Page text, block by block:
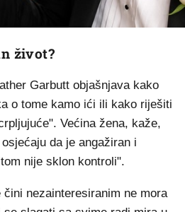
život?
Garbutt objašnjava kako
o tome kamo ići ili kako riješiti
Većina žena, kaže,
da je angažiran i
nije sklon kontroli".
nezainteresiranim ne mora